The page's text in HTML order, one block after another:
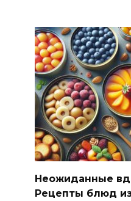
Неожиданные
Рецепты блюд